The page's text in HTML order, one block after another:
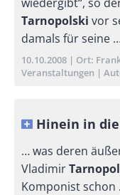
Tarnopolski vor
damals für seine
Publikationsdatum
10.10.2008 Ort
Veranstaltungen
Hinein in
… was deren
Vladimir
Komponist